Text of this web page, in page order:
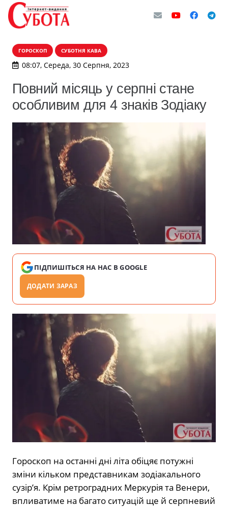
ГОРОСКОП СУБОТНЯ КАВА
08:07, Середа, 30 Серпня, 2023
Повний місяць у серпні стане
особливим для 4 знаків Зодіаку
ПІДПИШІТЬСЯ НА НАС В GOOGLE
ДОДАТИ ЗАРАЗ
Гороскоп на останні дні літа обіцяє потужні
зміни кільком представникам зодіакального
сузір’я. Крім ретроградних Меркурія та Венери,
впливатиме на багато ситуацій ще й серпневий